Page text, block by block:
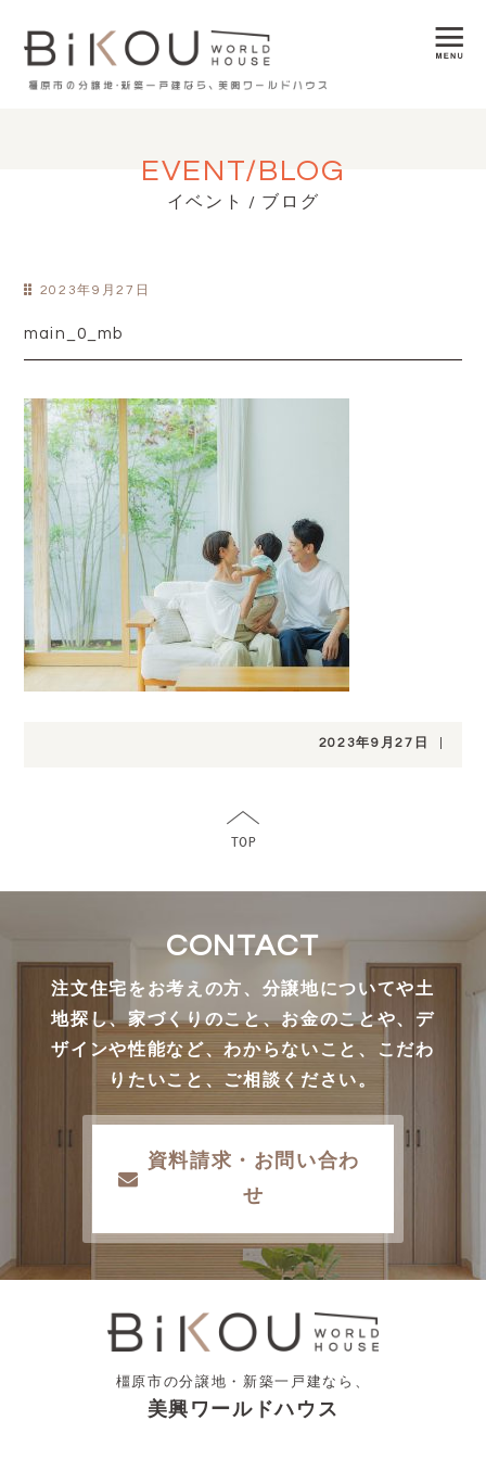
EVENT/BLOG
イベント / ブログ
2023年9月27日
main_0_mb
2023年9月27日
CONTACT
注文住宅をお考えの方、分譲地についてや土
地探し、家づくりのこと、お金のことや、デ
ザインや性能など、わからないこと、こだわ
りたいこと、ご相談ください。
資料請求・お問い合わ
せ
橿原市の分譲地・新築一戸建なら、
美興ワールドハウス